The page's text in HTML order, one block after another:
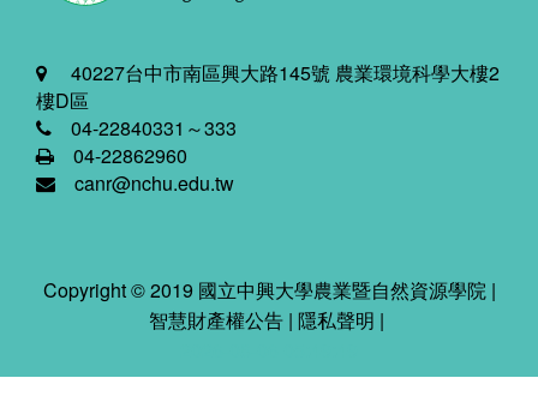
40227台中市南區興大路145號 農業環境科學大樓2
樓D區
04-22840331～333
04-22862960
canr@nchu.edu.tw
Copyright © 2019 國立中興大學農業暨自然資源學院 |
智慧財產權公告 | 隱私聲明 |